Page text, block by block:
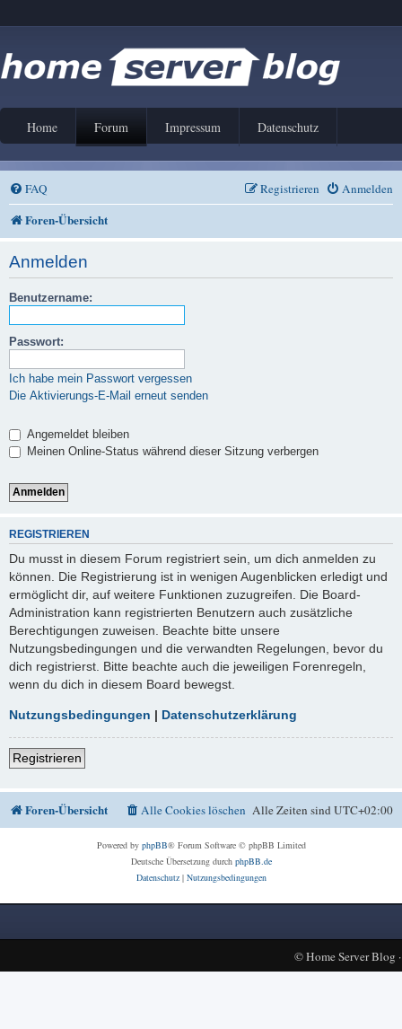
Home Forum Impressum Datenschutz
FAQ Anmelden
Registrieren
Foren-Übersicht
Anmelden
Benutzername:
Passwort:
Ich habe mein Passwort vergessen
Die Aktivierungs-E-Mail erneut senden
Angemeldet bleiben
Meinen Online-Status während dieser Sitzung verbergen
REGISTRIEREN
Du musst in diesem Forum registriert sein, um dich anmelden zu
können. Die Registrierung ist in wenigen Augenblicken erledigt und
ermöglicht dir, auf weitere Funktionen zuzugreifen. Die Board-
Administration kann registrierten Benutzern auch zusätzliche
Berechtigungen zuweisen. Beachte bitte unsere
Nutzungsbedingungen und die verwandten Regelungen, bevor du
dich registrierst. Bitte beachte auch die jeweiligen Forenregeln,
wenn du dich in diesem Board bewegst.
Nutzungsbedingungen | Datenschutzerklärung
Registrieren
Foren-Übersicht Alle Zeiten sindUTC+02:00
Alle Cookies löschen
Powered by phpBB® Forum Software © phpBB Limited
Deutsche Übersetzung durch phpBB.de
Datenschutz| Nutzungsbedingungen
©Home Server Blog